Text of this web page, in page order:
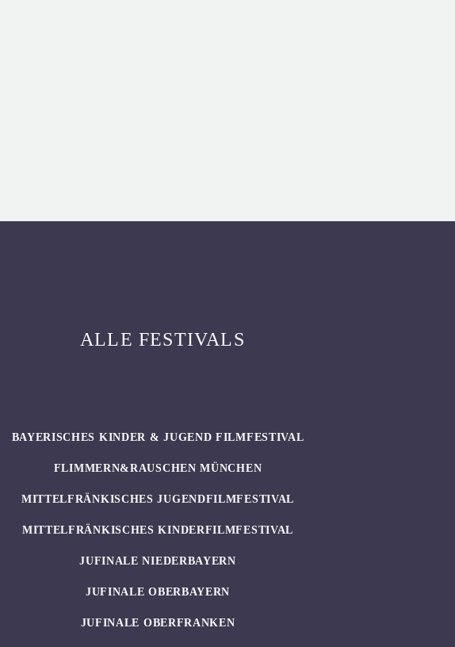
ALLE FESTIVALS
BAYERISCHES KINDER & JUGEND FILMFESTIVAL
FLIMMERN&RAUSCHEN MÜNCHEN
MITTELFRÄNKISCHES JUGENDFILMFESTIVAL
MITTELFRÄNKISCHES KINDERFILMFESTIVAL
JUFINALE NIEDERBAYERN
JUFINALE OBERBAYERN
JUFINALE OBERFRANKEN